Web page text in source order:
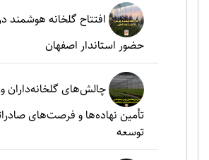
افتتاح گلخانه هوشمند
حضور استاندار اصفهان
چالش‌های گلخانه‌داران
تأمین نهاده‌ها و فرصت‌های
توسعه